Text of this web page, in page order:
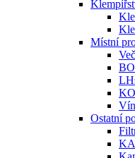
Místní
Ostatní